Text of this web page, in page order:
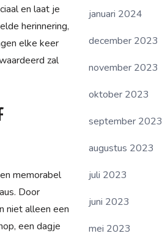
en laat je
herinnering,
elke keer
zal
memorabel
Door
niet alleen een
een dagje
januari 2024
december 2023
november 2023
oktober 2023
september 2023
augustus 2023
juli 2023
juni 2023
mei 2023